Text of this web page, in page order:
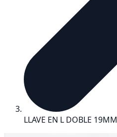
LLAVE EN L DOBLE 19MM